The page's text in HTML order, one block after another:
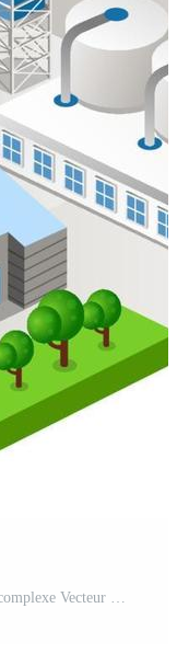
un entrepôt et une usine à vue isométrique complexe Vecteur Gratuit et SVG Gratuit